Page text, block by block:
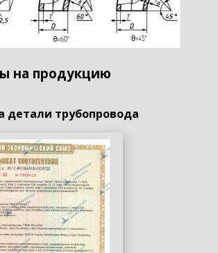
на продукцию
детали трубопровода